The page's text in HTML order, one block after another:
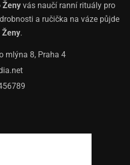
Ženy vás naučí ranní rituály pro
a ručička na váze půjde
Ženy.
mlýna 8, Praha 4